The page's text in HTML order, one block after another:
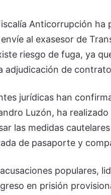
Anticorrupción ha
al exasesor de
riesgo de fuga, ya
adjudicación de
jurídicas han
Luzón, ha
las medidas
de pasaporte y
populares,
en prisión